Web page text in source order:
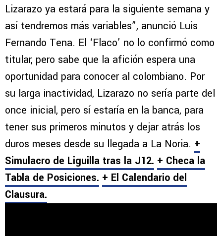
Lizarazo ya estará para la siguiente semana y
así tendremos más variables”, anunció Luis
Fernando Tena. El ‘Flaco’ no lo confirmó como
titular, pero sabe que la afición espera una
oportunidad para conocer al colombiano. Por
su larga inactividad, Lizarazo no sería parte del
once inicial, pero sí estaría en la banca, para
tener sus primeros minutos y dejar atrás los
duros meses desde su llegada a La Noria. +
Simulacro de Liguilla tras la J12. + Checa la
Tabla de Posiciones. + El Calendario del
Clausura.